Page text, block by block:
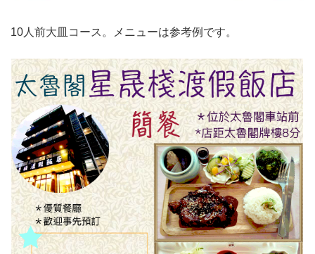
10人前大皿コース。メニューは参考例です。